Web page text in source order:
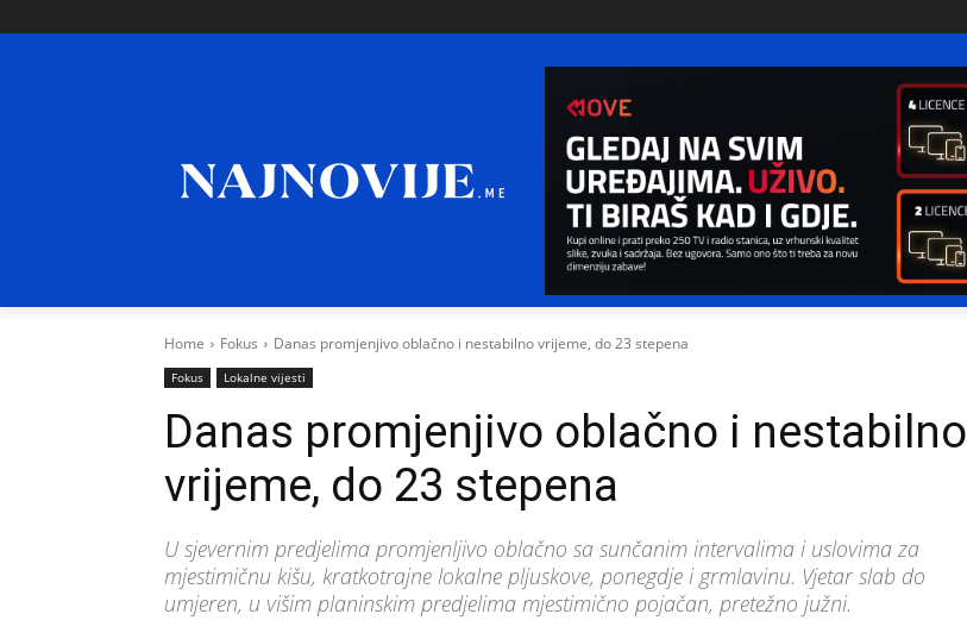
Home Fokus Danas promjenjivo oblačno i nestabilno vrijeme, do 23 stepena
Fokus Lokalne vijesti
Danas promjenjivo oblačno i nestabilno
vrijeme, do 23 stepena
U sjevernim predjelima promjenljivo oblačno sa sunčanim intervalima i uslovima za
mjestimičnu kišu, kratkotrajne lokalne pljuskove, ponegdje i grmlavinu. Vjetar slab do
umjeren, u višim planinskim predjelima mjestimično pojačan, pretežno južni.